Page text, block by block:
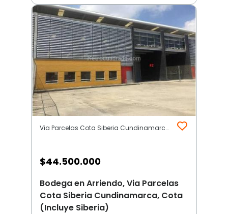
Via Parcelas Cota Siberia Cundinamarca | Cota (Incluye Siberia)
$44.500.000
Bodega en Arriendo, Via Parcelas
Cota Siberia Cundinamarca, Cota
(Incluye Siberia)